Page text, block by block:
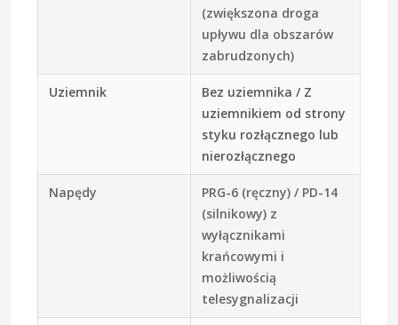
(zwiększona droga
upływu dla obszarów
zabrudzonych)
Uziemnik
Bez uziemnika / Z
uziemnikiem od strony
styku rozłącznego lub
nierozłącznego
Napędy
PRG-6 (ręczny) / PD-14
(silnikowy) z
wyłącznikami
krańcowymi i
możliwością
telesygnalizacji